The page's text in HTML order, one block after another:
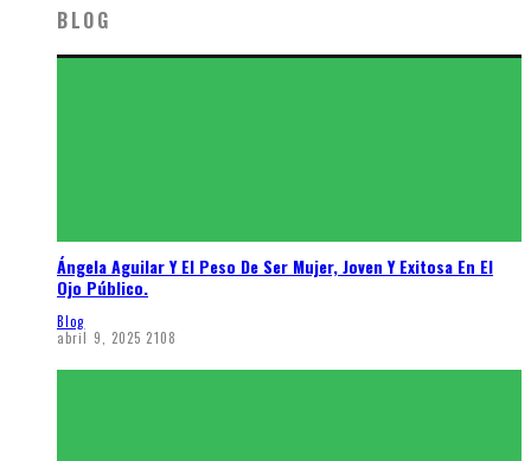
BLOG
Ángela Aguilar Y El Peso De Ser Mujer, Joven Y Exitosa En El
Ojo Público.
Blog
abril 9, 2025 2108